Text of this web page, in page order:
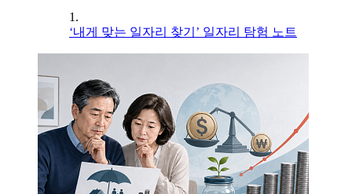
1.
‘내게 맞는 일자리 찾기’ 일자리 탐험 노트